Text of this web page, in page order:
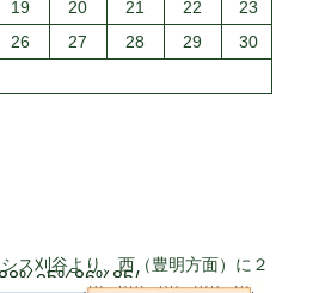
19
20 21 22
23
26
27 28 29 30
ス刈谷より、西（豊明方面）に２